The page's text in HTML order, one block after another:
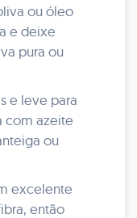
ou óleo
e deixe
pura ou
e leve para
com azeite
ou
excelente
então